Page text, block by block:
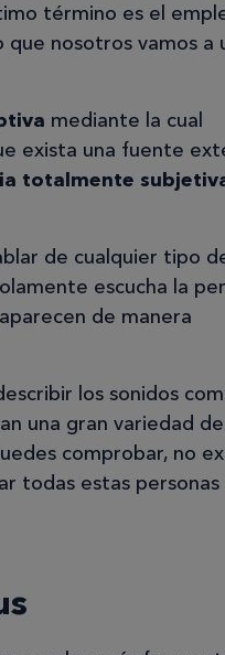
término es el
que nosotros vamos a
mediante la cual
exista una fuente
totalmente
de cualquier tipo
escucha la
de manera
los sonidos
una gran variedad de
comprobar, no
todas estas personas